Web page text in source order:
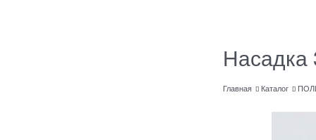
Главная Каталог